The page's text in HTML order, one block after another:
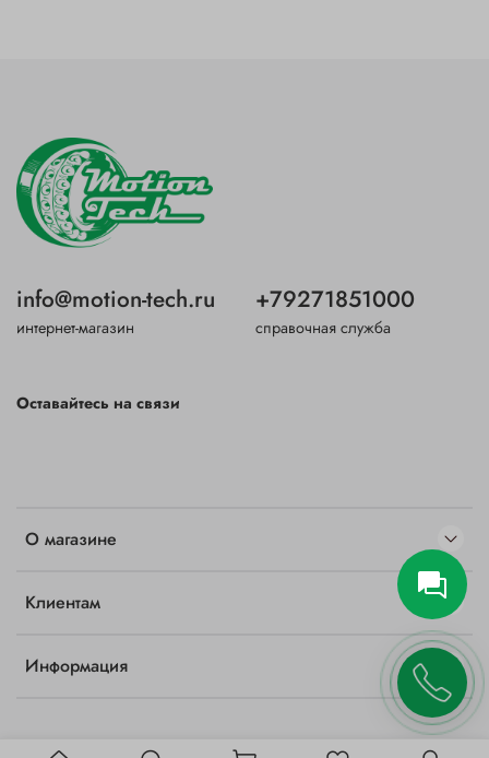
О магазине
Клиентам
Информация
info@motion-tech.ru
интернет-магазин
+79271851000
справочная служба
Оставайтесь на связи